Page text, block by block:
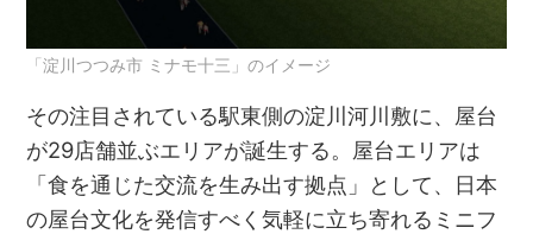
「淀川つつみ市 ミナモ十三」のイメージ
その注目されている駅東側の淀川河川敷に、屋台
が29店舗並ぶエリアが誕生する。屋台エリアは
「食を通じた交流を生み出す拠点」として、日本
の屋台文化を発信すべく気軽に立ち寄れるミニフ